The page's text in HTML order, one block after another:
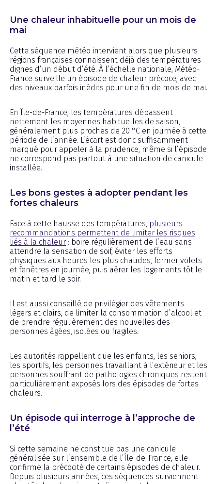
Une chaleur inhabituelle pour un mois de
mai
Cette séquence météo intervient alors que plusieurs
régions françaises connaissent déjà des températures
dignes d’un début d’été. À l’échelle nationale, Météo-
France surveille un épisode de chaleur précoce, avec
des niveaux parfois inédits pour une fin de mois de mai.
En Île-de-France, les températures dépassent
nettement les moyennes habituelles de saison,
généralement plus proches de 20 °C en journée à cette
période de l’année. L’écart est donc suffisamment
marqué pour appeler à la prudence, même si l’épisode
ne correspond pas partout à une situation de canicule
installée.
Les bons gestes à adopter pendant les
fortes chaleurs
Face à cette hausse des températures, plusieurs
recommandations permettent de limiter les risques
liés à la chaleur : boire régulièrement de l’eau sans
attendre la sensation de soif, éviter les efforts
physiques aux heures les plus chaudes, fermer volets
et fenêtres en journée, puis aérer les logements tôt le
matin et tard le soir.
Il est aussi conseillé de privilégier des vêtements
légers et clairs, de limiter la consommation d’alcool et
de prendre régulièrement des nouvelles des
personnes âgées, isolées ou fragiles.
Les autorités rappellent que les enfants, les seniors,
les sportifs, les personnes travaillant à l’extérieur et les
personnes souffrant de pathologies chroniques restent
particulièrement exposés lors des épisodes de fortes
chaleurs.
Un épisode qui interroge à l’approche de
l’été
Si cette semaine ne constitue pas une canicule
généralisée sur l’ensemble de l’Île-de-France, elle
confirme la précocité de certains épisodes de chaleur.
Depuis plusieurs années, ces séquences surviennent